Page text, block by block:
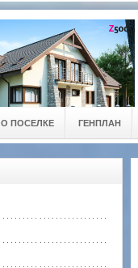
О ПОСЕЛКЕ ГЕНПЛАН